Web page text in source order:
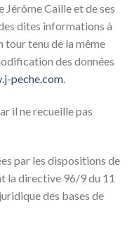
Jérôme Caille et de ses
dites informations à
tour tenu de la même
des données
peche.com
il ne recueille pas
par les dispositions de
la directive 96/9 du 11
des bases de